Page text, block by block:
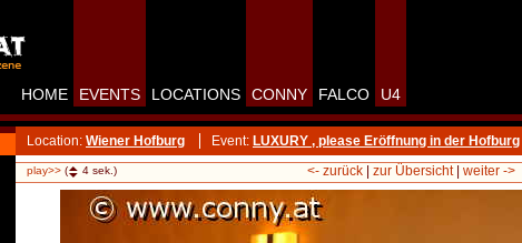
HOME EVENTS LOCATIONS CONNY FALCO U4
Location: Wiener Hofburg Event: LUXURY , please Eröffnung in der Hofburg
play>> ( 4 sek.) <- zurück| zur Übersicht| weiter ->